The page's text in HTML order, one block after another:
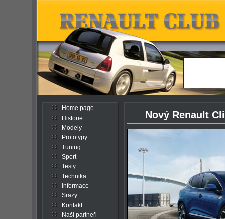
Home page
Historie
Modely
Prototypy
Tuning
Sport
Testy
Technika
Informace
Srazy
Kontakt
Naši partneři
Nový Renault